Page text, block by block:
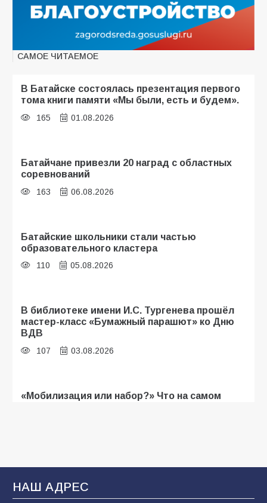
САМОЕ ЧИТАЕМОЕ
В Батайске состоялась презентация первого
тома книги памяти «Мы были, есть и будем».
165 01.08.2026
Батайчане привезли 20 наград с областных
соревнований
163 06.08.2026
Батайские школьники стали частью
образовательного кластера
110 05.08.2026
В библиотеке имени И.С. Тургенева прошёл
мастер-класс «Бумажный парашют» ко Дню
ВДВ
107 03.08.2026
«Мобилизация или набор?» Что на самом
В Батайске продолжаются дорожные работы
101 04.08.2026
НАШ АДРЕС